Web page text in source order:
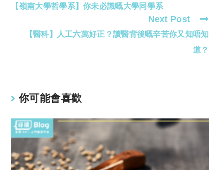
more
【嶺南大學哲學系】你未必識嘅大學同學系
Next Post
【醫科】人工六萬好正？讀醫背後嘅辛苦你又知唔知
道？
你可能會喜歡